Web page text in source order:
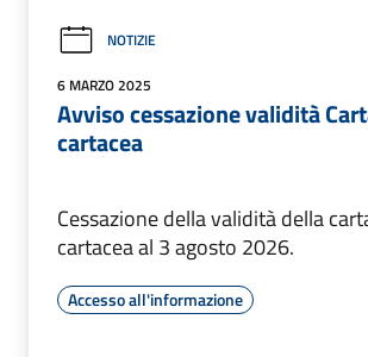
NOTIZIE
6 MARZO 2025
Avviso cessazione validità
cartacea
Cessazione della validità della
cartacea al 3 agosto 2026.
Accesso all'informazione